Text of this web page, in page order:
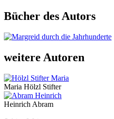
Bücher des Autors
weitere Autoren
Maria Hölzl Stifter
Heinrich Abram